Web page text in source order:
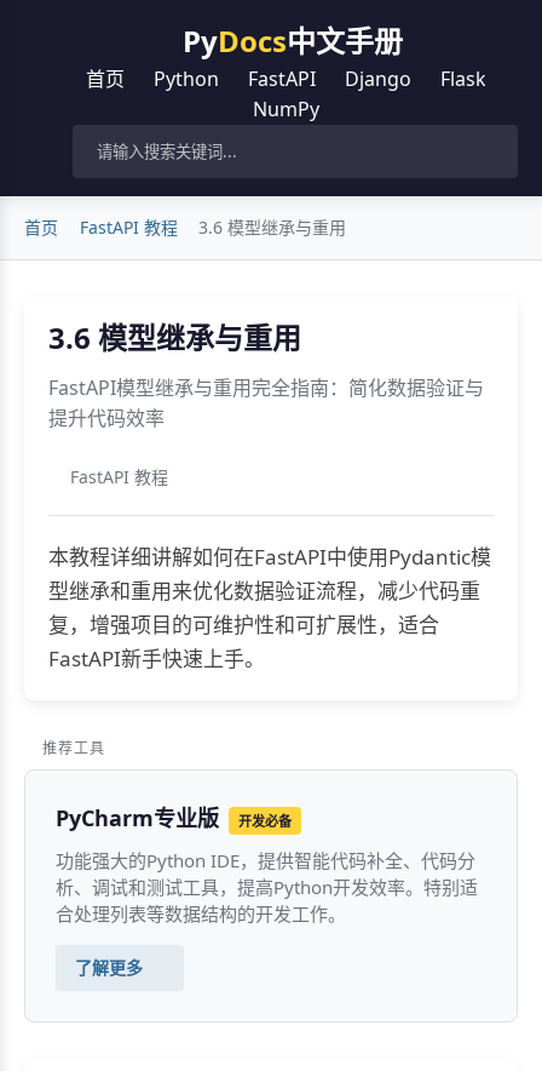
PyDocs中文手册
首页 Python FastAPI Django
Flask
NumPy
首页 FastAPI 教程 3.6 模型继承与重用
3.6 模型继承与重用
FastAPI模型继承与重用完全指南：简化数据验证与
提升代码效率
FastAPI 教程
本教程详细讲解如何在FastAPI中使用Pydantic模
型继承和重用来优化数据验证流程，减少代码重
复，增强项目的可维护性和可扩展性，适合
FastAPI新手快速上手。
推荐工具
PyCharm专业版 开发必备
功能强大的Python IDE，提供智能代码补全、代码分
析、调试和测试工具，提高Python开发效率。特别适
合处理列表等数据结构的开发工作。
了解更多